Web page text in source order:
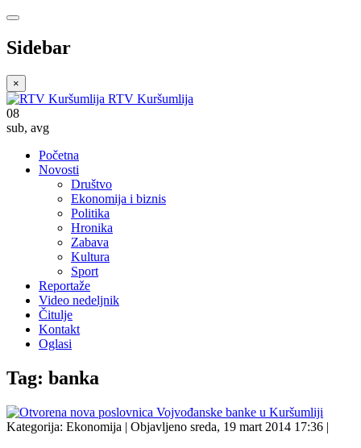
Sidebar
×
RTV Kuršumlija
08
sub, avg
Početna
Novosti
Društvo
Ekonomija i biznis
Politika
Hronika
Zabava
Kultura
Sport
Reportaže
Video nedeljnik
Čitulje
Kontakt
Oglasi
Tag: banka
Kategorija: Ekonomija | Objavljeno sreda, 19 mart 2014 17:36 |